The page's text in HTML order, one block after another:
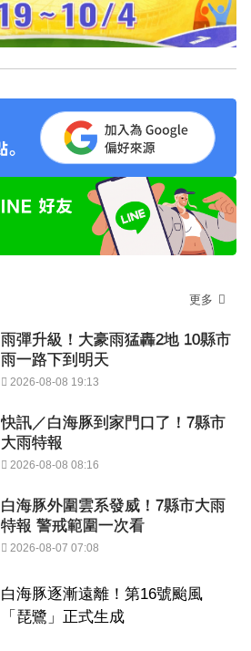
更多
雨彈升級！大豪雨猛轟2地 10縣市
雨一路下到明天
2026-08-08 19:13
快訊／白海豚到家門口了！7縣市
大雨特報
2026-08-08 08:16
白海豚外圍雲系發威！7縣市大雨
特報 警戒範圍一次看
2026-08-07 07:08
白海豚逐漸遠離！第16號颱風
「琵鷺」正式生成